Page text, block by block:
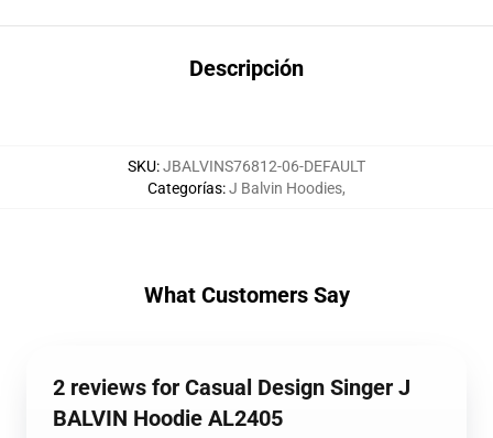
Descripción
SKU:JBALVINS76812-06-DEFAULT
Categorías:J Balvin Hoodies,
What Customers Say
2 reviews for Casual Design Singer J
BALVIN Hoodie AL2405